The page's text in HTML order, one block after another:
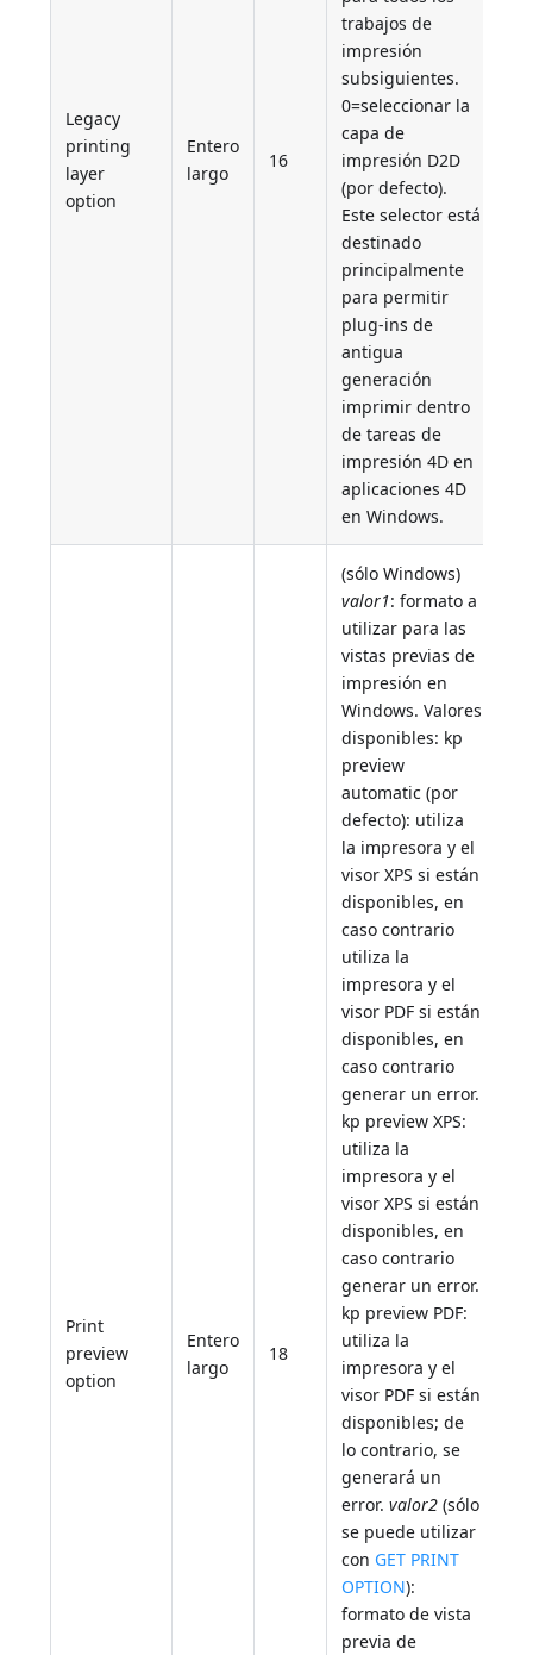
Legacy
printing
layer
option
Entero
largo
16
trabajos de
impresión
subsiguientes.
0=seleccionar la
capa de
impresión D2D
(por defecto).
Este selector está
destinado
principalmente
para permitir
plug-ins de
antigua
generación
imprimir dentro
de tareas de
impresión 4D en
aplicaciones 4D
en Windows.
Print
preview
option
Entero
largo
18
(sólo Windows)
valor1: formato a
utilizar para las
vistas previas de
impresión en
Windows. Valores
disponibles: kp
preview
automatic (por
defecto): utiliza
la impresora y el
visor XPS si están
disponibles, en
caso contrario
utiliza la
impresora y el
visor PDF si están
disponibles, en
caso contrario
generar un error.
kp preview XPS:
utiliza la
impresora y el
visor XPS si están
disponibles, en
caso contrario
generar un error.
kp preview PDF:
utiliza la
impresora y el
visor PDF si están
disponibles; de
lo contrario, se
generará un
error.valor2 (sólo
se puede utilizar
con GET PRINT
OPTION):
formato de vista
previa de